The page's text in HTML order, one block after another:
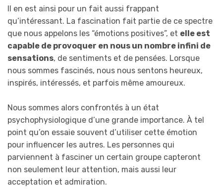
Il en est ainsi pour un fait aussi frappant
qu’intéressant. La fascination fait partie de ce spectre
que nous appelons les “émotions positives”, et elle est
capable de provoquer en nous un nombre infini de
sensations, de sentiments et de pensées. Lorsque
nous sommes fascinés, nous nous sentons heureux,
inspirés, intéressés, et parfois même amoureux.
Nous sommes alors confrontés à un état
psychophysiologique d’une grande importance. À tel
point qu’on essaie souvent d’utiliser cette émotion
pour influencer les autres. Les personnes qui
parviennent à fasciner un certain groupe capteront
non seulement leur attention, mais aussi leur
acceptation et admiration.